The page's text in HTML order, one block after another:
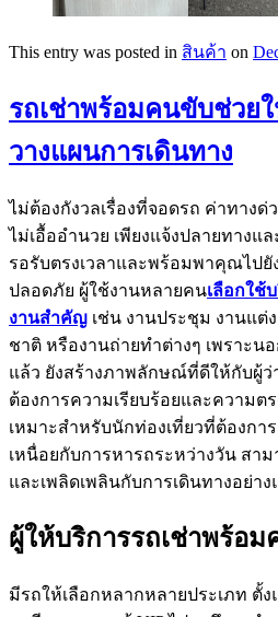
This entry was posted in สินค้า on
รถเช่าพร้อมคนขับช่วย
วางแผนการเดินทาง
ไม่ต้องกังวลเรื่องที่จอดรถ ค่าทาง
ไม่เอื้ออำนวย เพียงแจ้งปลายทางแ
รอรับตรงเวลาและพร้อมพาคุณไปยั
ปลอดภัย ผู้ใช้งานหลายคนเลือกใช้
งานสำคัญ เช่น งานประชุม งานแต่
ชาติ หรืองานถ่ายทำต่างๆ เพราะน
แล้ว ยังสร้างภาพลักษณ์ที่ดีให้กับผู้ว่
ต้องการความเรียบร้อยและความต
เหมาะสำหรับนักท่องเที่ยวที่ต้องกา
เหนื่อยกับการหารถระหว่างวัน สาม
และเพลิดเพลินกับการเดินทางอย่าง
ผู้ให้บริการรถเช่าพร้อ
มีรถให้เลือกหลากหลายประเภท ตั้